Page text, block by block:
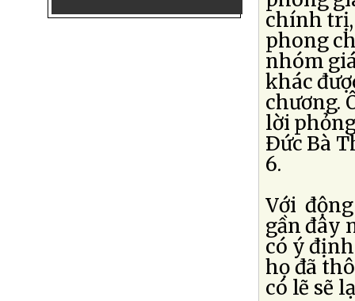
chính trị,
phong
nhóm
khác
chương.
lời
Ðức Bà
6.
Với
gần đây
có ý
họ đã
có lẽ sẽ